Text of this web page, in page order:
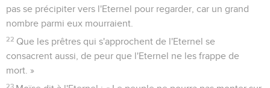
pas se précipiter vers l'Eternel pour regarder, car un grand
nombre parmi eux mourraient.
22 Que les prêtres qui s'approchent de l'Eternel se
consacrent aussi, de peur que l'Eternel ne les frappe de
mort. »
23